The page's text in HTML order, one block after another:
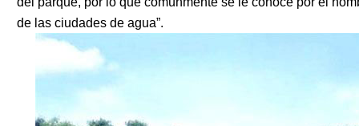
de las ciudades de agua”.